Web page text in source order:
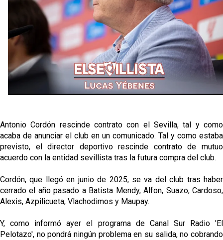
Juanlu de vuelta a Sevilla para cerrar su fichaje a la
Premier
El Granada negocia con el Sevilla FC por Alberto
Flores
El Sevilla continúa con despidos y rechaza una
oferta de 420 millones por el club
para el ataque nervionense
Antonio Cordón rescinde contrato con el Sevilla, tal y como
acaba de anunciar el club en un comunicado. Tal y como estaba
previsto, el director deportivo rescinde contrato de mutuo
acuerdo con la entidad sevillista tras la futura compra del club.
Cordón, que llegó en junio de 2025, se va del club tras haber
cerrado el año pasado a Batista Mendy, Alfon, Suazo, Cardoso,
Alexis, Azpilicueta, Vlachodimos y Maupay.
Y, como informó ayer el programa de Canal Sur Radio 'El
Pelotazo', no pondrá ningún problema en su salida, no cobrando